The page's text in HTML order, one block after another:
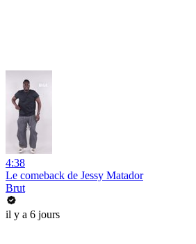
4:38
Le comeback de Jessy Matador
Brut
il y a 6 jours